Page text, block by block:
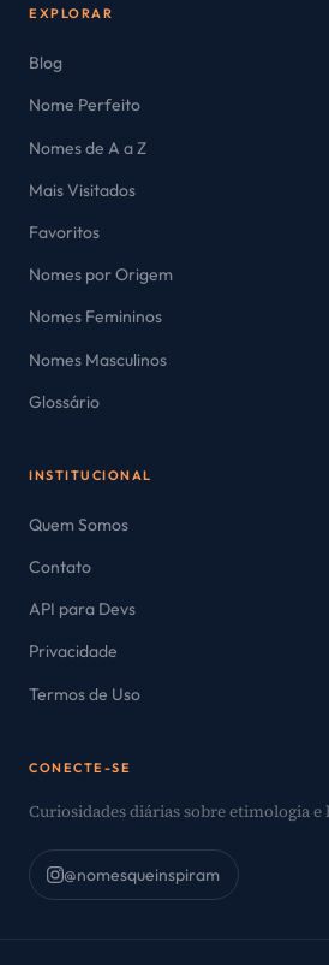
EXPLORAR
Blog
Nome Perfeito
Nomes de A a Z
Mais Visitados
Favoritos
Nomes por Origem
Nomes Femininos
Nomes Masculinos
Glossário
INSTITUCIONAL
Quem Somos
Contato
API para Devs
Privacidade
Termos de Uso
CONECTE-SE
Curiosidades diárias sobre etimologia
@nomesqueinspiram